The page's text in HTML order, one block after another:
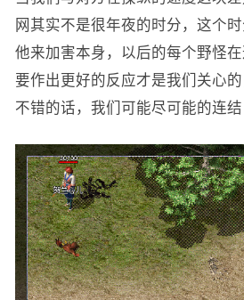
网其实不是很年夜的时分，这个
他来加害本身，以后的每个野怪
要作出更好的反应才是我们关心
不错的话，我们可能尽可能的连结